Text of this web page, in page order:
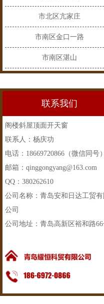
市北区亢家庄
市南区金口一路
市南区湛山
联系我们
阁楼斜屋顶面开天窗
联系人：杨庆功
电话：18669720866（微信同号）
邮箱：qinggongyang@163.com
QQ：380262610
公司名称：青岛安和日达工贸有
公司
公司地址：青岛高新区裕和路